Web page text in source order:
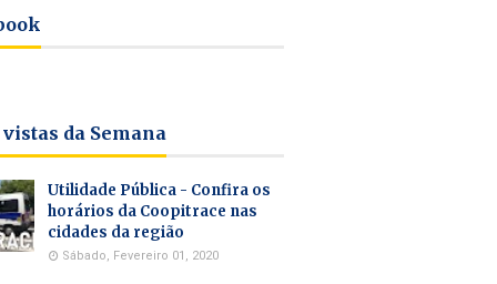
da Semana
Utilidade Pública - Confira os
horários da Coopitrace nas
cidades da região
Sábado, Fevereiro 01, 2020